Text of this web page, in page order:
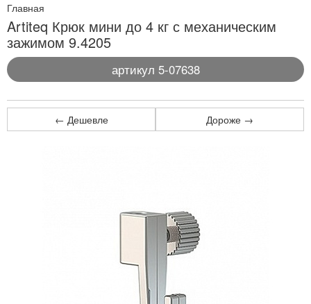
Главная
Artiteq Крюк мини до 4 кг с механическим
зажимом 9.4205
артикул 5-07638
← Дешевле Дороже →